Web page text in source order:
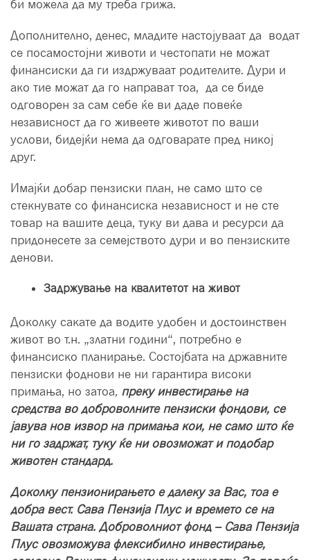
би можела да му треба грижа.
Дополнително, денес, младите настојуваат да водат
се посамостојни животи и честопати не можат
финансиски да ги издржуваат родителите. Дури и
ако тие можат да го направат тоа, да се биде
одговорен за сам себе ќе ви даде повеќе
независност да го живеете животот по ваши
услови, бидејќи нема да одговарате пред никој
друг.
Имајќи добар пензиски план, не само што се
стекнувате со финансиска независност и не сте
товар на вашите деца, туку ви дава и ресурси да
придонесете за семејството дури и во пензиските
денови.
Задржување на квалитетот на живот
Доколку сакате да водите удобен и достоинствен
живот во т.н. „златни години“, потребно е
финансиско планирање. Состојбата на државните
пензиски фоднови не ни гарантира високи
примања, но затоа, преку инвестирање на
средства во доброволните пензиски фондови, се
јавува нов извор на примања кои, не само што ќе
ни го задржат, туку ќе ни овозможат и подобар
животен стандард.
Доколку пензионирањето е далеку за Вас, тоа е
добра вест. Сава Пензија Плус и времето се на
Вашата страна. Доброволниот фонд – Сава Пензија
Плус овозможува флексибилно инвестирање,